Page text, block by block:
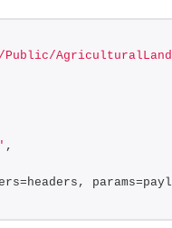
AgriculturalLand/
,